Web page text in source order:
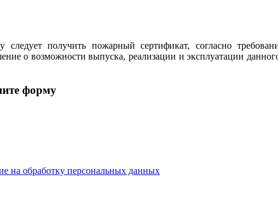
получить пожарный сертификат, согласно
о возможности выпуска, реализации и эксплуатации
форму
на обработку персональных данных